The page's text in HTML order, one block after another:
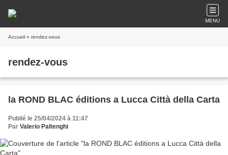
MENU
Accueil » rendez-vous
rendez-vous
la ROND BLAC éditions a Lucca Città della Carta
Publié le 25/04/2024 à 11:47
Par Valerio Paltenghi